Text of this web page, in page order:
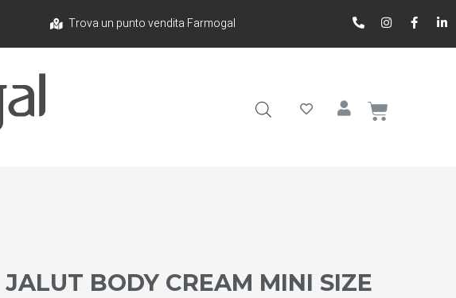
Trova un punto vendita Farmogal
JALUT BODY CREAM MINI SIZE